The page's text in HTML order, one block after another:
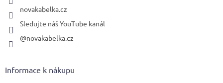
novakabelka.cz
Sledujte náš YouTube kanál
@novakabelka.cz
Informace k nákupu